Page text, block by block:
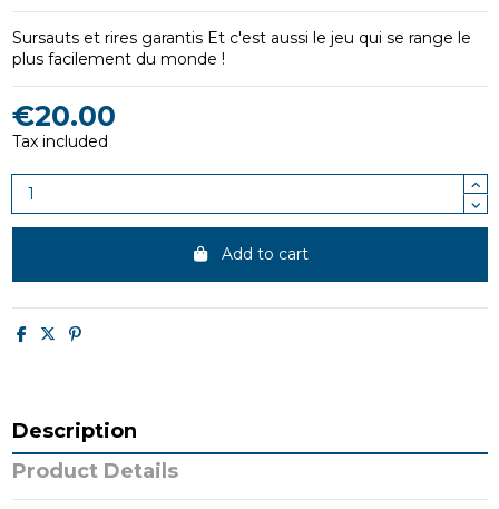
Sursauts et rires garantis Et c'est aussi le jeu qui se range le
plus facilement du monde !
€20.00
Tax included
Add to cart
Description
Product Details